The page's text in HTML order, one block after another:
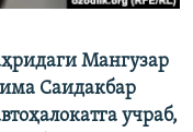
Мангузар
Саидакбар
учраб,